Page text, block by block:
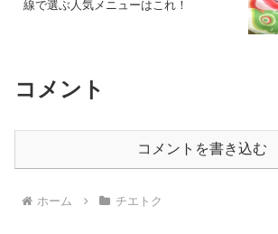
線で選ぶ人気メニューはこれ！
コメント
コメントを書き込む
ホーム チエトク